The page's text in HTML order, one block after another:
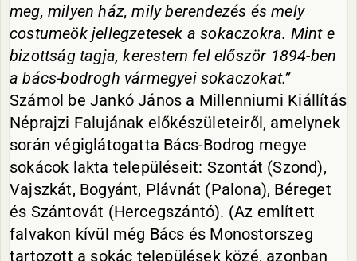
meg, milyen ház, mily berendezés és mely
costumeök jellegzetesek a sokaczokra. Mint e
bizottság tagja, kerestem fel először 1894-ben
a bács-bodrogh vármegyei sokaczokat.”
Számol be Jankó János a Millenniumi Kiállítás
Néprajzi Falujának előkészületeiről, amelynek
során végiglátogatta Bács-Bodrog megye
sokácok lakta településeit: Szontát (Szond),
Vajszkát, Bogyánt, Plávnát (Palona), Béreget
és Szántovát (Hercegszántó). (Az említett
falvakon kívül még Bács és Monostorszeg
tartozott a sokác települések közé, azonban